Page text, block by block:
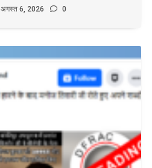
अगस्त 6, 2026 0